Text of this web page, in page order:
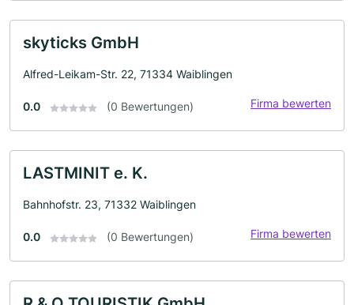
skyticks GmbH
Alfred-Leikam-Str. 22, 71334 Waiblingen
0.0 (0 Bewertungen) Firma bewerten
LASTMINIT e. K.
Bahnhofstr. 23, 71332 Waiblingen
0.0 (0 Bewertungen) Firma bewerten